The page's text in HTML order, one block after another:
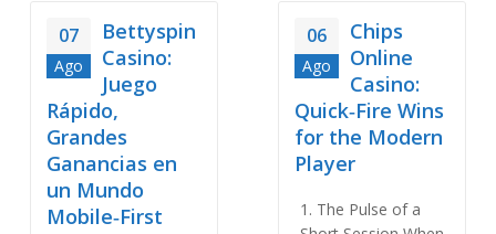
07
Ago
Bettyspin
Casino:
Juego
Rápido,
Grandes
Ganancias en
un Mundo
Mobile‑First
06
Ago
Chips
Online
Casino:
Quick‑Fire Wins
for the Modern
Player
1. The Pulse of a